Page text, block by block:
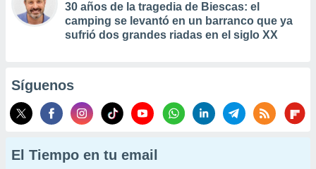
30 años de la tragedia de Biescas: el
camping se levantó en un barranco que ya
sufrió dos grandes riadas en el siglo XX
Síguenos
El Tiempo en tu email